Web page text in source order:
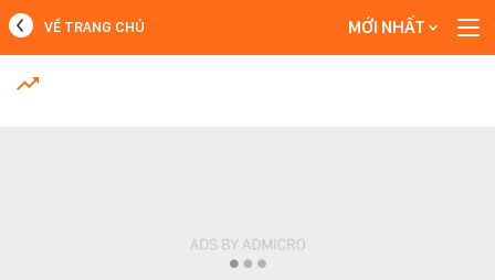
MỚI NHẤT
VỀ TRANG CHỦ MỚI NHẤT